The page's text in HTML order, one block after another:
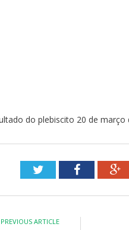
do plebiscito 20 de março
TwitterFacebook
PREVIOUS ARTICLE